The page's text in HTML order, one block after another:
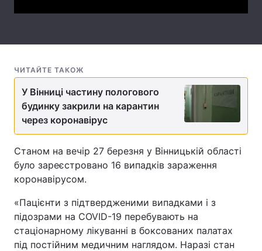
Відео з Youtube Статті
Контакти
Послуги
Тема оформлення
ЧИТАЙТЕ ТАКОЖ
У Вінниці частину пологового
будинку закрили на карантин
через коронавірус
Станом на вечір 27 березня у Вінницькій області
було зареєстровано 16 випадків зараження
коронавірусом.
«Пацієнти з підтвердженими випадками і з
підозрами на COVID-19 перебувають на
стаціонарному лікуванні в боксованих палатах
під постійним медичним наглядом. Наразі стан